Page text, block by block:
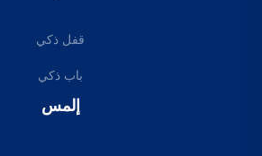
قفل ذكي
باب ذكي
إلمس